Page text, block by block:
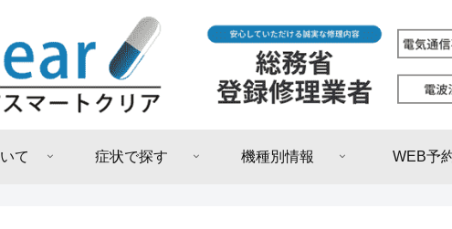
て 症状で探す 機種別情報 WEB予